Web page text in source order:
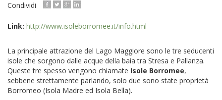
Condividi
Link: http://www.isoleborromee.it/info.html
La principale attrazione del Lago Maggiore sono le tre seducenti
isole che sorgono dalle acque della baia tra Stresa e Pallanza.
Queste tre spesso vengono chiamate Isole Borromee,
sebbene strettamente parlando, solo due sono state proprietà
Borromeo (Isola Madre ed Isola Bella).